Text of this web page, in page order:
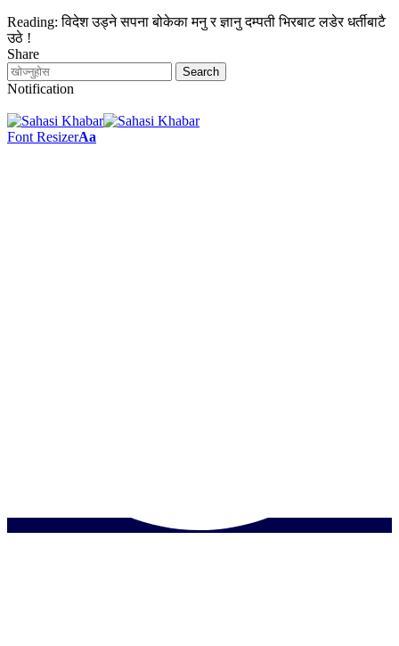
Reading: विदेश उड्ने सपना बोकेका मनु र ज्ञानु दम्पती भिरबाट लडेर धर्तीबाटै
उठे !
Share
Notification
Font ResizerAa